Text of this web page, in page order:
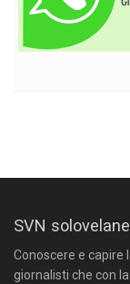
SVN
Conoscere e capire
giornalisti che con